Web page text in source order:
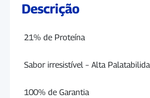
Descrição
21% de Proteína
Sabor irresistível – Alta
100% de Garantia